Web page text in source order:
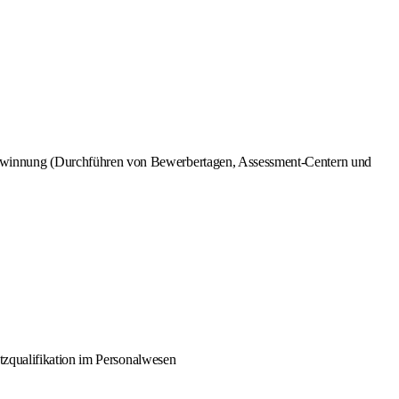
(Durchführen von Bewerbertagen, Assessment-Centern und
im Personalwesen